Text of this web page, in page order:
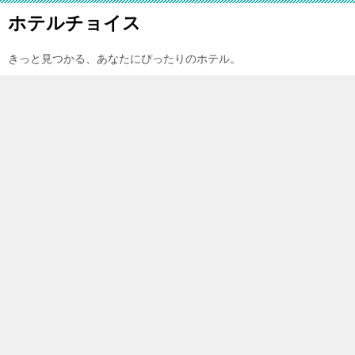
ホテルチョイス
きっと見つかる、あなたにぴったりのホテル。